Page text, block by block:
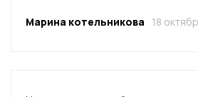
Марина котельникова 18